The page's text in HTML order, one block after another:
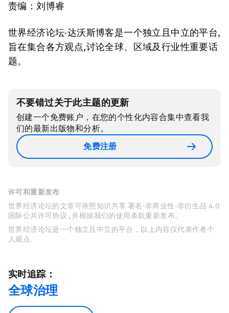
责编：刘博睿
世界经济论坛·达沃斯博客是一个独立且中立的平台,
旨在集合各方观点,讨论全球、区域及行业性重要话
题。
不要错过关于此主题的更新
创建一个免费账户，在您的个性化内容合集中查看我
们的最新出版物和分析。
免费注册
许可和重新发布
世界经济论坛的文章可依照知识共享 署名-非商业性-非衍生品 4.0
国际公共许可协议 , 并根据我们的使用条款重新发布。
世界经济论坛是一个独立且中立的平台，以上内容仅代表作者个
人观点。
实时追踪：
全球治理